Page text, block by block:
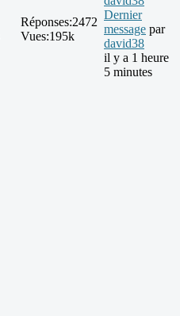
Réponses:2472
Vues:195k
Dernier
message par
david38
il y a 1 heure
5 minutes